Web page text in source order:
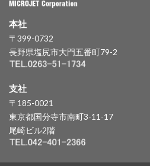
本社
〒399-0732
長野県塩尻市大門五番町79-2
支社
〒185-0021
東京都国分寺市南町3-11-17
尾崎ビル2階